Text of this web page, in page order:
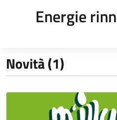
Energie
Novità (1)